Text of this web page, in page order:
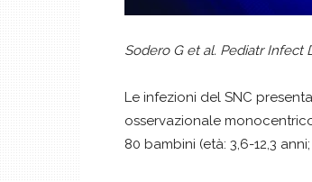
Sodero G et al. Pediatr Infect
Le infezioni del SNC
osservazionale
80 bambini (età: 3,6-12,3